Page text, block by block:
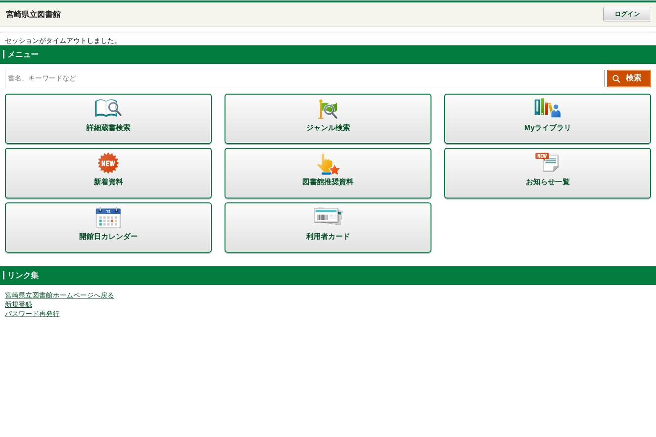
宮崎県立図書館 ログイン
セッションがタイムアウトしました。
メニュー
詳細蔵書検索 ジャンル検索 Myライブラリ
新着資料 図書館推奨資料 お知らせ一覧
開館日カレンダー 利用者カード
リンク集
宮崎県立図書館ホームページへ戻る
新規登録
パスワード再発行